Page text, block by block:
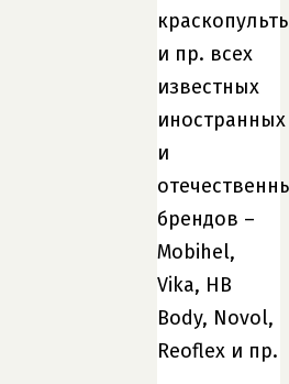
и пр. всех
известных
иностранных
и
брендов –
Mobihel,
Vika, HB
Body, Novol,
Reoflex и пр.